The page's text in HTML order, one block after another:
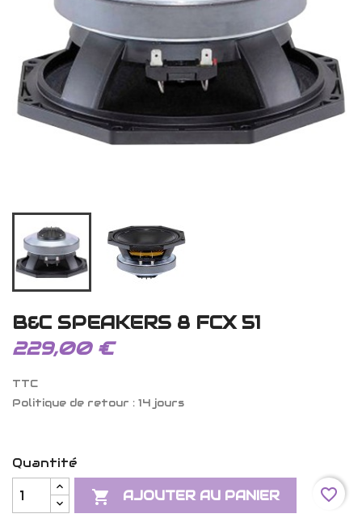
B&C SPEAKERS 8 FCX 51
229,00 €
TTC
Politique de retour : 14 jours
Quantité
 AJOUTER AU PANIER favorite_border